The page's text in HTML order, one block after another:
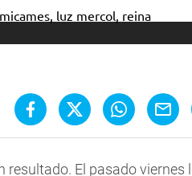
resultado. El pasado viernes